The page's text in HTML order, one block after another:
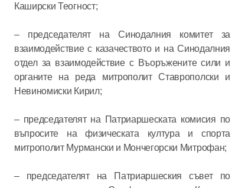
Каширски Теогност;
– председателят на Синодалния комитет за
взаимодействие с казачеството и на Синодалния
отдел за взаимодействие с Въоръжените сили и
органите на реда митрополит Ставрополски и
Невиномиски Кирил;
– председателят на Патриаршеската комисия по
въпросите на физическата култура и спорта
митрополит Мурмански и Мончегорски Митрофан;
– председателят на Патриаршеския съвет по